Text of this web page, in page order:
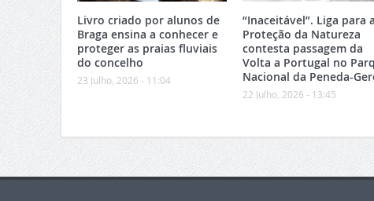
Livro criado por alunos de
Braga ensina a conhecer e
proteger as praias fluviais
do concelho
23 Julho, 2026 - 11:04
“Inaceitável”. Liga para a
Proteção da Natureza
contesta passagem da
Volta a Portugal no
Nacional da Peneda-
22 Julho, 2026 - 13:45